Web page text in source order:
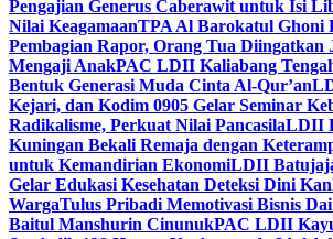
Pengajian Generus Caberawit untuk Isi
Nilai KeagamaanTPA Al Barokatul Ghoni
Pembagian Rapor, Orang Tua Diingatkan
Mengaji AnakPAC LDII Kaliabang
Bentuk Generasi Muda Cinta Al-Qur’an
Kejari, dan Kodim 0905 Gelar Seminar
Radikalisme, Perkuat Nilai PancasilaLDII
Kuningan Bekali Remaja dengan
untuk Kemandirian EkonomiLDII
Gelar Edukasi Kesehatan Deteksi Dini
WargaTulus Pribadi Memotivasi Bisnis
Baitul Manshurin CinunukPAC LDII